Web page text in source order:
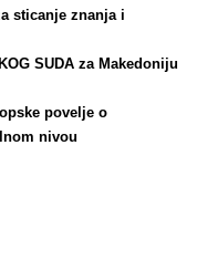
sticanje znanja i
OG SUDA za Makedoniju
povelje o
nivou